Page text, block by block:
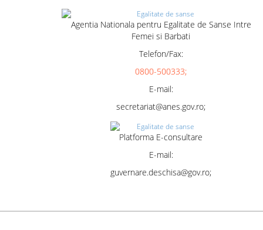
Agentia Nationala pentru Egalitate de Sanse Intre
Femei si Barbati
Telefon/Fax:
0800-500333;
E-mail:
secretariat@anes.gov.ro;
Platforma E-consultare
E-mail:
guvernare.deschisa@gov.ro;